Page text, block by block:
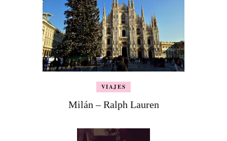
VIAJES
Milán – Ralph Lauren